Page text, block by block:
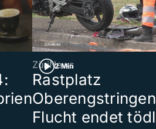
2 Min
ZüriNews
Rastplatz
Flucht endet